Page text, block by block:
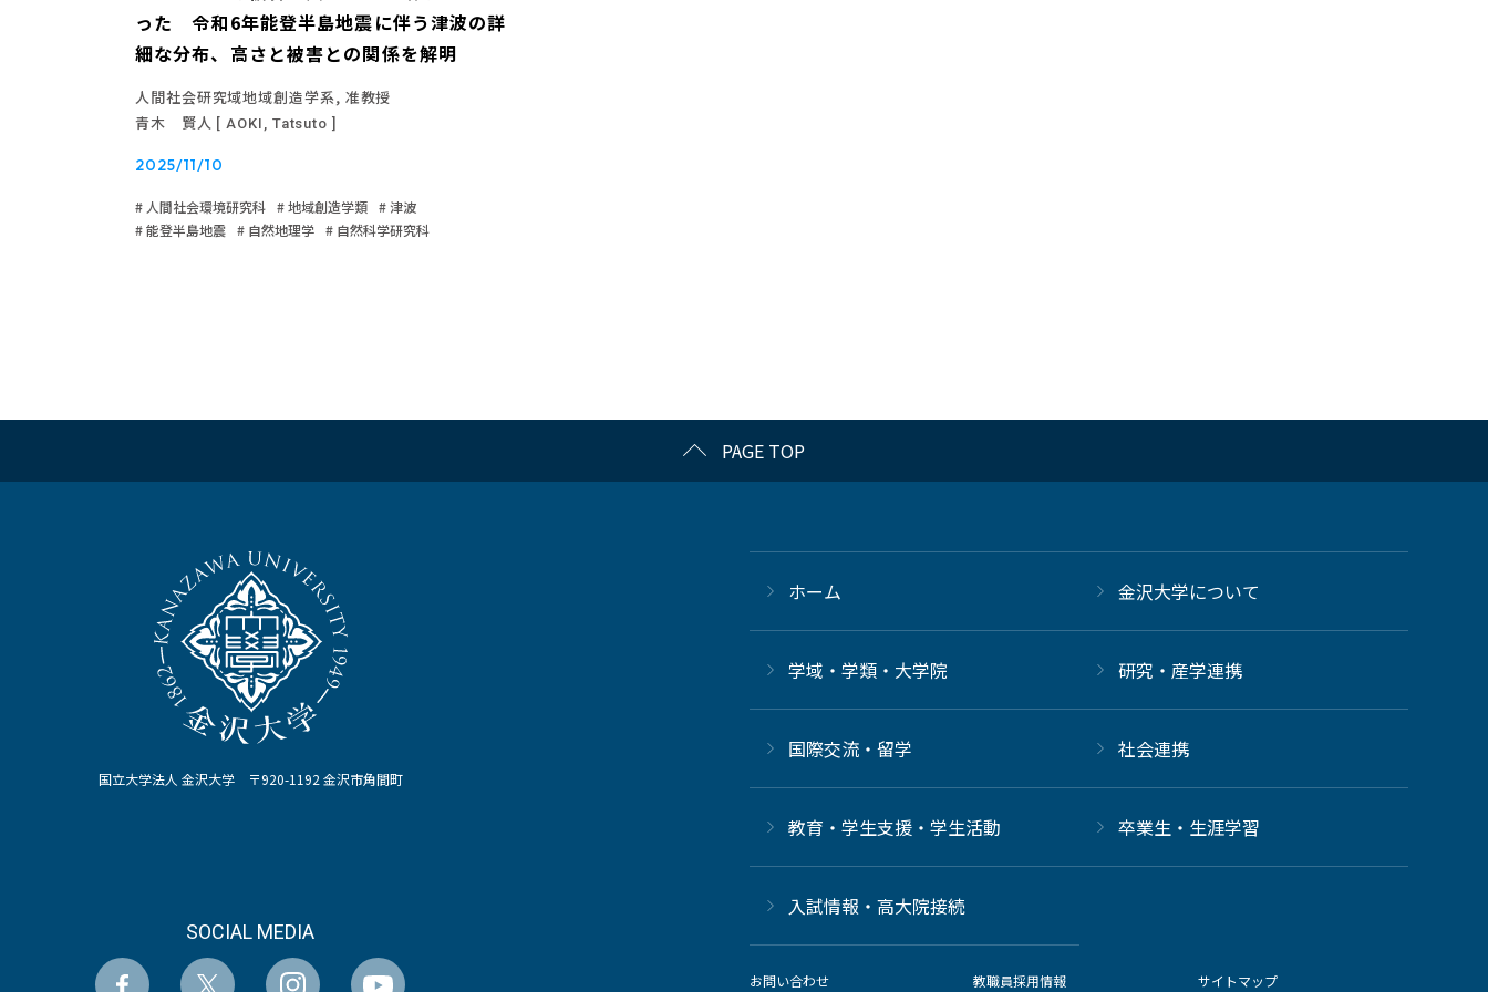
った 令和6年能登半島地震に伴う津波の詳
細な分布、高さと被害との関係を解明
人間社会研究域地域創造学系, 准教授
青木 賢人 [ AOKI, Tatsuto ]
2025/11/10
# 人間社会環境研究科 # 地域創造学類 # 津波
# 能登半島地震 # 自然地理学 # 自然科学研究科
PAGE TOP
国立大学法人 金沢大学 〒920-1192 金沢市角間町
SOCIAL MEDIA
ホーム 金沢大学について
学域・学類・大学院 研究・産学連携
国際交流・留学 社会連携
教育・学生支援・学生活動 卒業生・生涯学習
⼊試情報・高大院接続
お問い合わせ 教職員採用情報 サイトマップ